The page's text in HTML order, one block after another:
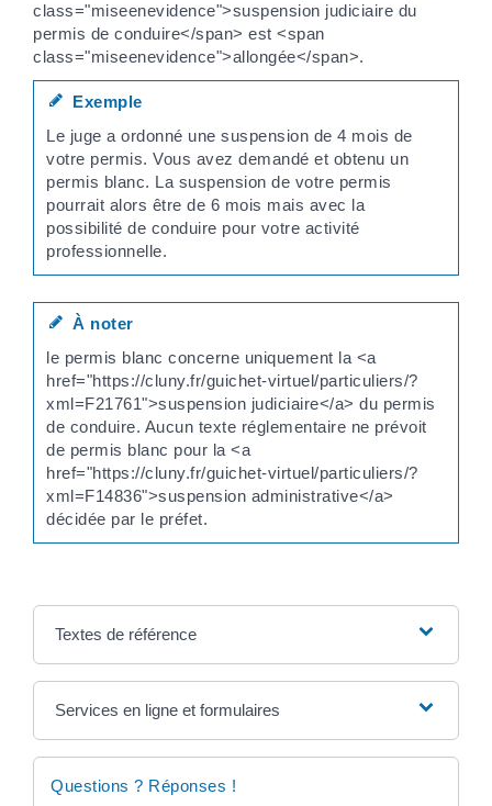
class="miseenevidence">suspension judiciaire du
permis de conduire</span> est <span
class="miseenevidence">allongée</span>.
Exemple
Le juge a ordonné une suspension de 4 mois de
votre permis. Vous avez demandé et obtenu un
permis blanc. La suspension de votre permis
pourrait alors être de 6 mois mais avec la
possibilité de conduire pour votre activité
professionnelle.
À noter
le permis blanc concerne uniquement la <a
href="https://cluny.fr/guichet-virtuel/particuliers/?
xml=F21761">suspension judiciaire</a> du permis
de conduire. Aucun texte réglementaire ne prévoit
de permis blanc pour la <a
href="https://cluny.fr/guichet-virtuel/particuliers/?
xml=F14836">suspension administrative</a>
décidée par le préfet.
Textes de référence
Services en ligne et formulaires
Questions ? Réponses !